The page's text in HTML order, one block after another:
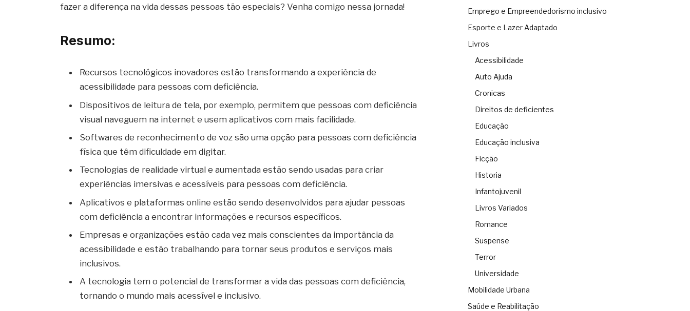
fazer a diferença na vida dessas pessoas tão especiais? Venha comigo nessa jornada!
Resumo:
Recursos tecnológicos inovadores estão transformando a experiência de
acessibilidade para pessoas com deficiência.
Dispositivos de leitura de tela, por exemplo, permitem que pessoas com deficiência
visual naveguem na internet e usem aplicativos com mais facilidade.
Softwares de reconhecimento de voz são uma opção para pessoas com deficiência
física que têm dificuldade em digitar.
Tecnologias de realidade virtual e aumentada estão sendo usadas para criar
experiências imersivas e acessíveis para pessoas com deficiência.
Aplicativos e plataformas online estão sendo desenvolvidos para ajudar pessoas
com deficiência a encontrar informações e recursos específicos.
Empresas e organizações estão cada vez mais conscientes da importância da
acessibilidade e estão trabalhando para tornar seus produtos e serviços mais
inclusivos.
A tecnologia tem o potencial de transformar a vida das pessoas com deficiência,
tornando o mundo mais acessível e inclusivo.
Emprego e Empreendedorismo inclusivo
Esporte e Lazer Adaptado
Livros
Acessibilidade
Auto Ajuda
Cronicas
Direitos de deficientes
Educação
Educação inclusiva
Ficção
Historia
Infantojuvenil
Livros Variados
Romance
Suspense
Terror
Universidade
Mobilidade Urbana
Saúde e Reabilitação